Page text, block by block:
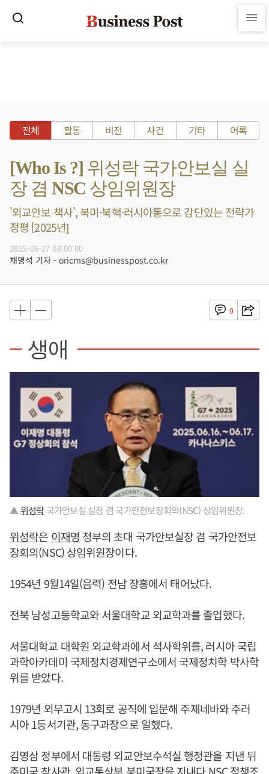
전체 활동 비전 사건 기타 어록
[Who Is ?] 위성락 국가안보실 실
장 겸 NSC 상임위원장
'외교안보 책사', 북미·북핵·러시아통으로 강단있는 전략가
정평 [2025년]
2025-06-27 08:00:00
채명석 기자 - oricms@businesspost.co.kr
0
생애
▲위성락국가안보실 실장 겸 국가안전보장회의(NSC) 상임위원장.
위성락은 이재명 정부의 초대 국가안보실장 겸 국가안전보
장회의(NSC) 상임위원장이다.
1954년 9월14일(음력) 전남 장흥에서 태어났다.
전북 남성고등학교와 서울대학교 외교학과를 졸업했다.
서울대학교 대학원 외교학과에서 석사학위를, 러시아 국립
과학아카데미 국제정치경제연구소에서 국제정치학 박사학
위를 받았다.
1979년 외무고시 13회로 공직에 입문해 주제네바와 주러
시아 1등서기관, 동구과장으로 일했다.
김영삼 정부에서 대통령 외교안보수석실 행정관을 지낸 뒤